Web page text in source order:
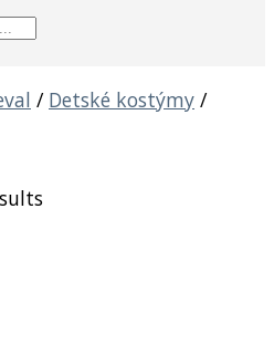
/ Detské kostýmy /